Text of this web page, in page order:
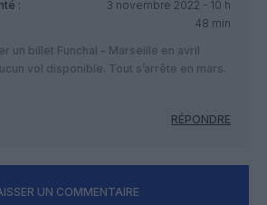
:
3 novembre 2022 - 10 h
48 min
un billet Funchal – Marseille en avril
vol disponible. Tout s’arrête en mars.
RÉPONDRE
UN COMMENTAIRE